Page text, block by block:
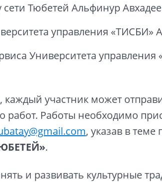
сети Тюбетей Альфинур
управления «ТИСБИ»
Университета управления
каждый участник может
работ. Работы необходимо
, указав в теме
.
и развивать культурные